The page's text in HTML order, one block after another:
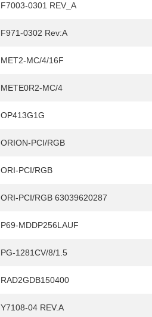
F7003-0301 REV_A
F971-0302 Rev:A
MET2-MC/4/16F
METE0R2-MC/4
OP413G1G
ORION-PCI/RGB
ORI-PCI/RGB
ORI-PCI/RGB 63039620287
P69-MDDP256LAUF
PG-1281CV/8/1.5
RAD2GDB150400
Y7108-04 REV.A